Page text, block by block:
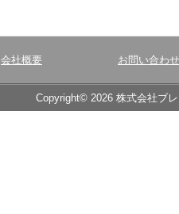
会社概要 お問い合わせ
Copyright© 2026 株式会社ブ